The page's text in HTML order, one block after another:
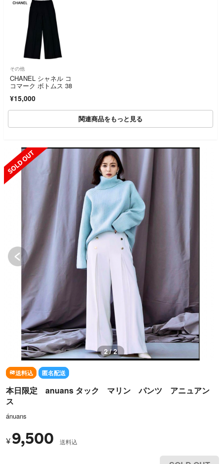
その他
CHANEL シャネル コ
コマーク ボトムス 38
¥15,000
関連商品をもっと見る
SOLD OUT
1 / 2
送料込 匿名配送
本日限定 anuans タック マリン パンツ アニュアン
ス
ánuans
¥ 9,500 送料込